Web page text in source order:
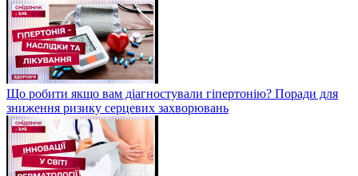
Що робити якщо вам діагностували гіпертонію? Поради для
зниження ризику серцевих захворювань